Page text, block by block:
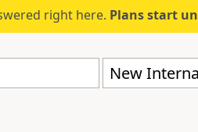
right here. Plans start
New